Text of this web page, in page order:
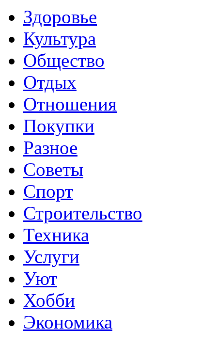
Здоровье
Культура
Общество
Отдых
Отношения
Покупки
Разное
Советы
Спорт
Строительство
Техника
Услуги
Уют
Хобби
Экономика